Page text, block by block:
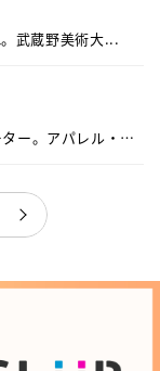
武蔵野美術大...
ー。アパレル・キ